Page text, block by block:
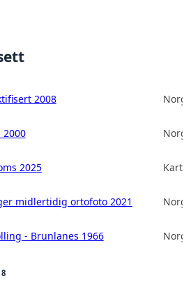
2008
2025
midlertidig ortofoto 2021
- Brunlanes 1966
8